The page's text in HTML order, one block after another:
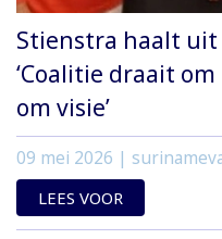
Stienstra haalt
‘Coalitie draait
om visie’
09 mei 2026 |
LEES VOOR